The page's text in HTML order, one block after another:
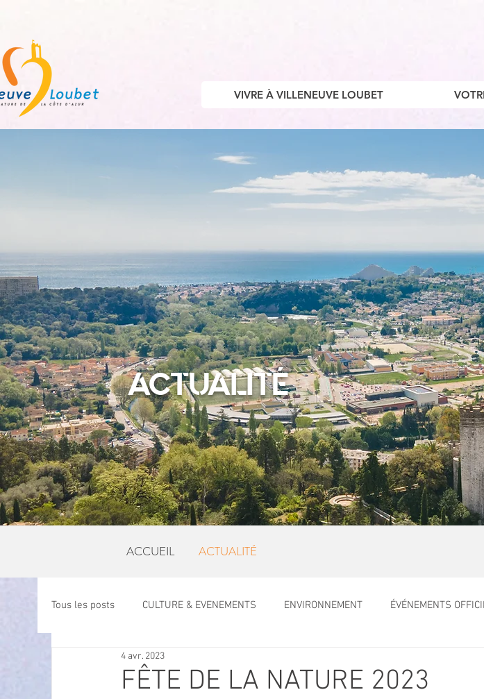
VIVRE À VILLENEUVE LOUBET
ACTUALITÉ
ACCUEIL ACTUALITÉ
Tous les posts CULTURE & EVENEMENTS ENVIRONNEMENT ÉVÉNEMENTS
OFFRES D'EMPLOI
FÊTE DE LA NATURE 2023
4 avr. 2023